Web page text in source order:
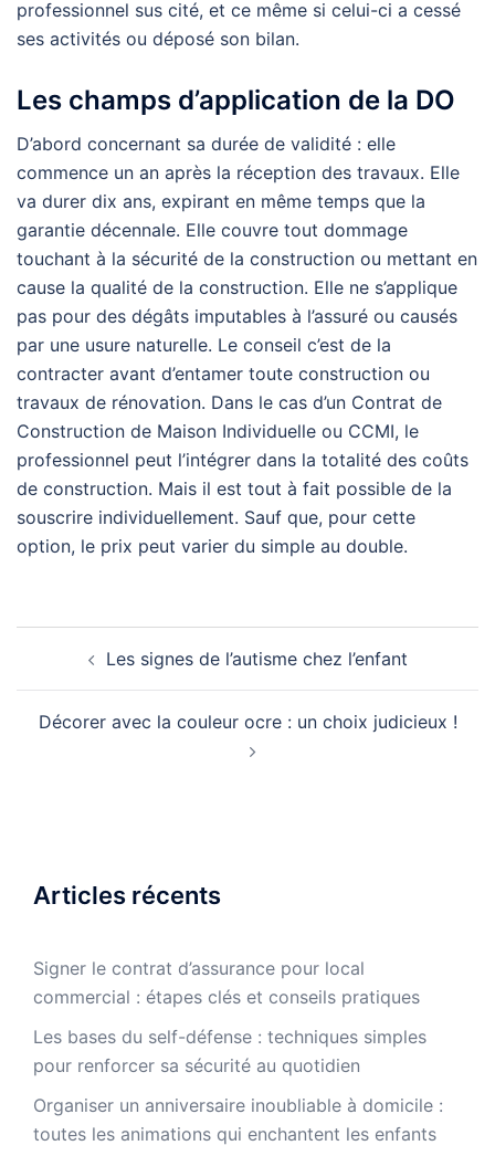
professionnel sus cité, et ce même si celui-ci a cessé
ses activités ou déposé son bilan.
Les champs d’application de la DO
D’abord concernant sa durée de validité : elle
commence un an après la réception des travaux. Elle
va durer dix ans, expirant en même temps que la
garantie décennale. Elle couvre tout dommage
touchant à la sécurité de la construction ou mettant en
cause la qualité de la construction. Elle ne s’applique
pas pour des dégâts imputables à l’assuré ou causés
par une usure naturelle. Le conseil c’est de la
contracter avant d’entamer toute construction ou
travaux de rénovation. Dans le cas d’un Contrat de
Construction de Maison Individuelle ou CCMI, le
professionnel peut l’intégrer dans la totalité des coûts
de construction. Mais il est tout à fait possible de la
souscrire individuellement. Sauf que, pour cette
option, le prix peut varier du simple au double.
d’articleLes signes de l’autisme chez l’enfant
Décorer avec la couleur ocre : un choix judicieux !
Articles récents
Signer le contrat d’assurance pour local
commercial : étapes clés et conseils pratiques
Les bases du self-défense : techniques simples
pour renforcer sa sécurité au quotidien
Organiser un anniversaire inoubliable à domicile :
toutes les animations qui enchantent les enfants